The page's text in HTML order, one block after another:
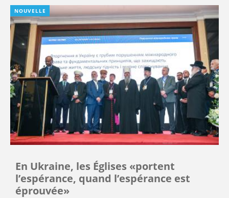
NOUVELLE
En Ukraine, les Églises «portent
l’espérance, quand l’espérance est
éprouvée»